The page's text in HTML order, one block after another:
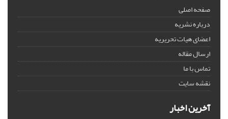
صفحه اصلی
درباره نشریه
اعضای هیات تحریریه
ارسال مقاله
تماس با ما
نقشه سایت
آخرین اخبار